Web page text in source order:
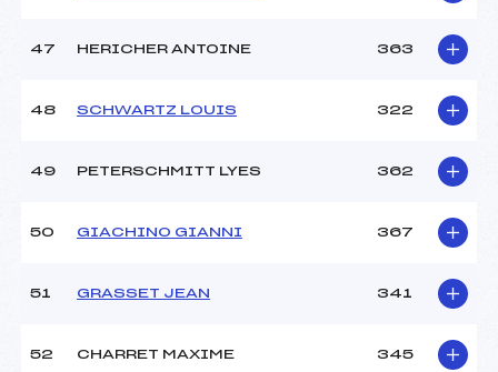
47 HERICHER ANTOINE 363
48 SCHWARTZ LOUIS 322
49 PETERSCHMITT LYES 362
50 GIACHINO GIANNI 367
51 GRASSET JEAN 341
52 CHARRET MAXIME 345